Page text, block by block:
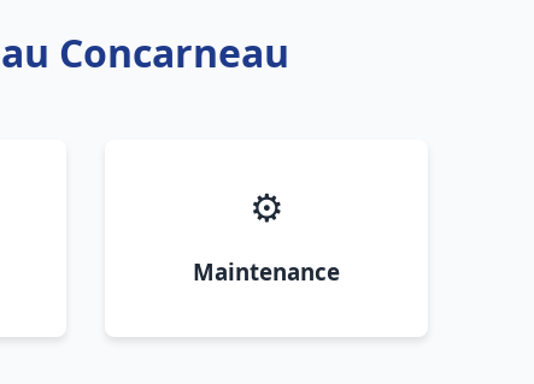
Concarneau
⚙️
Maintenance